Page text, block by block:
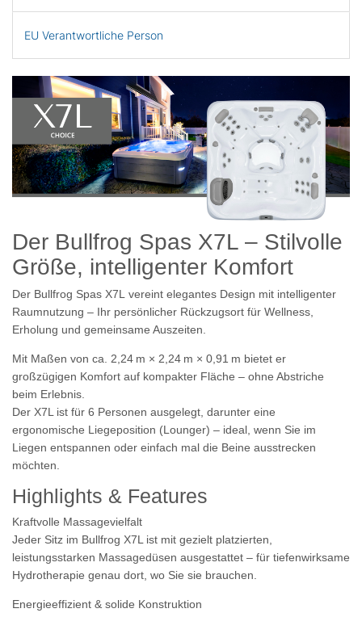
EU Verantwortliche Person
Der Bullfrog Spas X7L – Stilvolle
Größe, intelligenter Komfort
Der Bullfrog Spas X7L vereint elegantes Design mit intelligenter
Raumnutzung – Ihr persönlicher Rückzugsort für Wellness,
Erholung und gemeinsame Auszeiten.
Mit Maßen von ca. 2,24 m × 2,24 m × 0,91 m bietet er
großzügigen Komfort auf kompakter Fläche – ohne Abstriche
beim Erlebnis.
Der X7L ist für 6 Personen ausgelegt, darunter eine
ergonomische Liegeposition (Lounger) – ideal, wenn Sie im
Liegen entspannen oder einfach mal die Beine ausstrecken
möchten.
Highlights & Features
Kraftvolle Massagevielfalt
Jeder Sitz im Bullfrog X7L ist mit gezielt platzierten,
leistungsstarken Massagedüsen ausgestattet – für tiefenwirksame
Hydrotherapie genau dort, wo Sie sie brauchen.
Energieeffizient & solide Konstruktion